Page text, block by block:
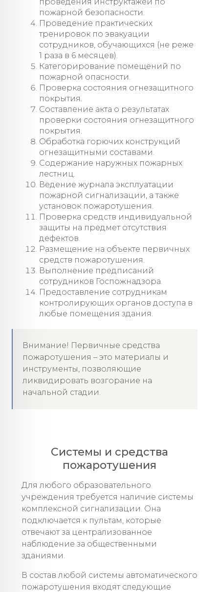
пожарной безопасности.
Проведение практических
тренировок по эвакуации
сотрудников, обучающихся (не реже
1 раза в 6 месяцев).
Категорирование помещений по
пожарной опасности.
Проверка состояния огнезащитного
покрытия.
Составление акта о результатах
проверки состояния огнезащитного
покрытия.
Обработка горючих конструкций
огнезащитными составами.
Содержание наружных пожарных
лестниц.
Ведение журнала эксплуатации
пожарной сигнализации, а также
установок пожаротушения.
Проверка средств индивидуальной
защиты на предмет отсутствия
дефектов.
Размещение на объекте первичных
средств пожаротушения.
Выполнение предписаний
сотрудников Госпожнадзора.
Предоставление сотрудникам
контролирующих органов доступа в
любые помещения здания.
Внимание! Первичные средства
пожаротушения – это материалы и
инструменты, позволяющие
ликвидировать возгорание на
начальной стадии.
Системы и средства
пожаротушения
Для любого образовательного
учреждения требуется наличие системы
комплексной сигнализации. Она
подключается к пультам, которые
отвечают за централизованное
наблюдение за общественными
зданиями.
В состав любой системы автоматического
пожаротушения входят следующие